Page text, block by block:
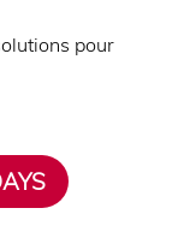
pour